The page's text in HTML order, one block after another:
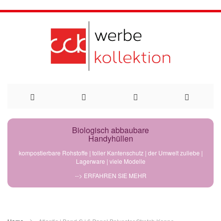
Direkt
Biologisch abbaubare
Handyhüllen
kompostierbare Rohstoffe | toller Kantenschutz | der Umwelt zuliebe |
Lagerware | viele Modelle
--> ERFAHREN SIE MEHR